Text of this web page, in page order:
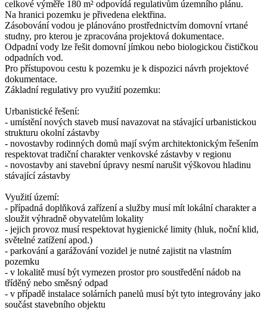
celkové výměře 180 m² odpovídá regulativům územního plánu.
Na hranici pozemku je přivedena elektřina.
Zásobování vodou je plánováno prostřednictvím domovní vrtané
studny, pro kterou je zpracována projektová dokumentace.
Odpadní vody lze řešit domovní jímkou nebo biologickou čističkou
odpadních vod.
Pro přístupovou cestu k pozemku je k dispozici návrh projektové
dokumentace.
Základní regulativy pro využití pozemku:
Urbanistické řešení:
- umístění nových staveb musí navazovat na stávající urbanistickou
strukturu okolní zástavby
- novostavby rodinných domů mají svým architektonickým řešením
respektovat tradiční charakter venkovské zástavby v regionu
- novostavby ani stavební úpravy nesmí narušit výškovou hladinu
stávající zástavby
Využití území:
- případná doplňková zařízení a služby musí mít lokální charakter a
sloužit výhradně obyvatelům lokality
- jejich provoz musí respektovat hygienické limity (hluk, noční klid,
světelné zatížení apod.)
- parkování a garážování vozidel je nutné zajistit na vlastním
pozemku
- v lokalitě musí být vymezen prostor pro soustředění nádob na
tříděný nebo směsný odpad
- v případě instalace solárních panelů musí být tyto integrovány jako
součást stavebního objektu